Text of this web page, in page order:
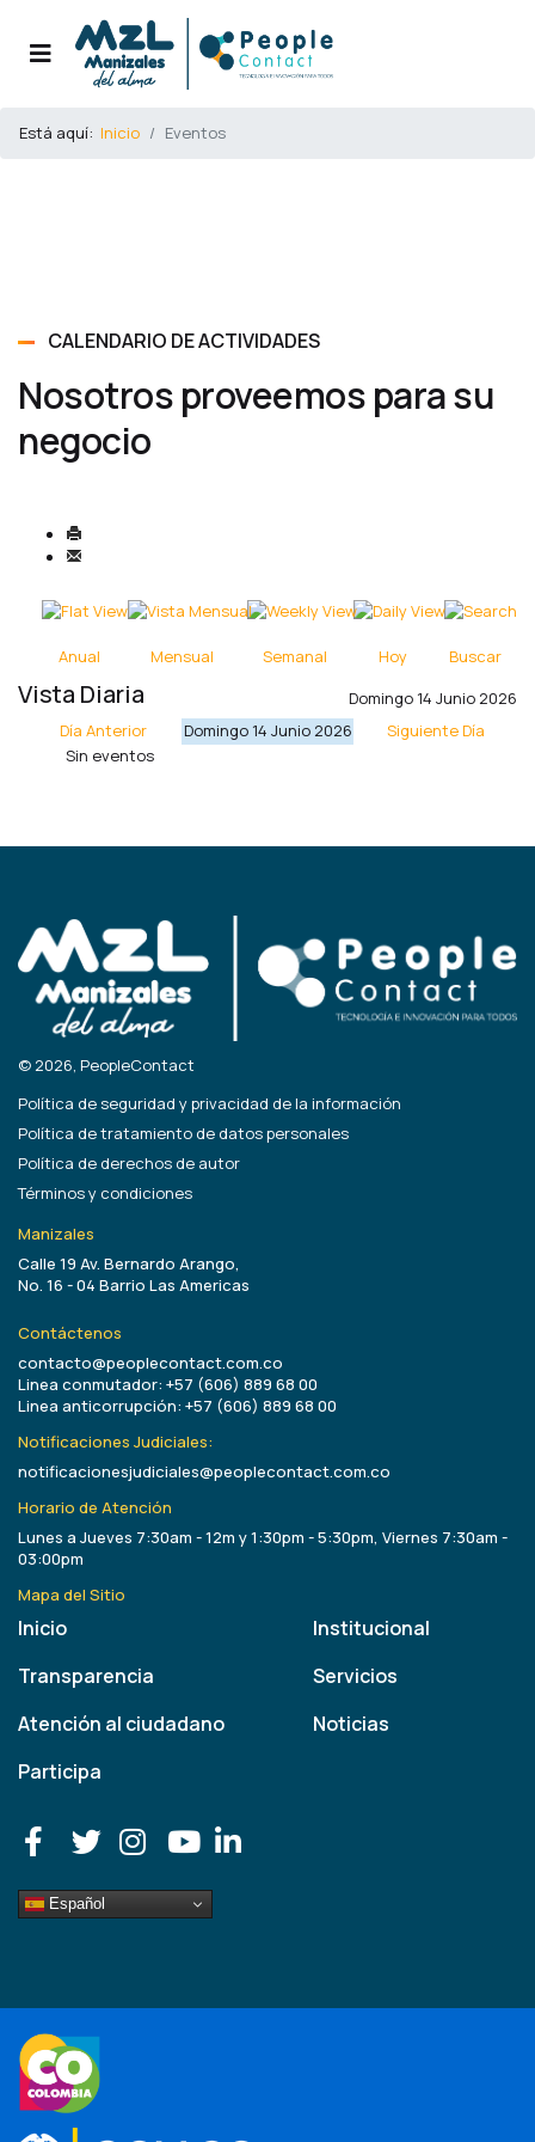
Está aquí: Inicio Eventos
CALENDARIO DE ACTIVIDADES
Nosotros proveemos para su
negocio
Anual Mensual Semanal Hoy Buscar
Vista Diaria
Domingo 14 Junio 2026
Día Anterior
Domingo 14 Junio 2026
Siguiente Día
Sin eventos
© 2026, PeopleContact
Política de seguridad y privacidad de la información
Política de tratamiento de datos personales
Política de derechos de autor
Términos y condiciones
Manizales
Calle 19 Av. Bernardo Arango,
No. 16 - 04 Barrio Las Americas
Contáctenos
contacto@peoplecontact.com.co
Linea conmutador: +57 (606) 889 68 00
Linea anticorrupción: +57 (606) 889 68 00
Notificaciones Judiciales:
notificacionesjudiciales@peoplecontact.com.co
Horario de Atención
Lunes a Jueves 7:30am - 12m y 1:30pm - 5:30pm, Viernes 7:30am -
03:00pm
Mapa del Sitio
Inicio
Transparencia
Atención al ciudadano
Participa
Institucional
Servicios
Noticias
Español